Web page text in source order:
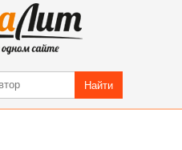
Найти